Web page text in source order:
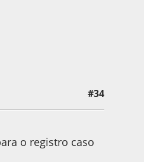
#34
o registro caso